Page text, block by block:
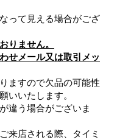
って見える場合がござ
りません。
せメール又は取引メッ
ますので欠品の可能性
いいたします。
違う場合がございま
来店される際、タイミ